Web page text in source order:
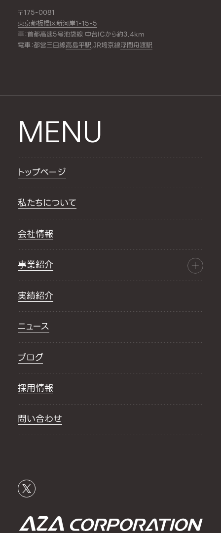
〒175-0081
東京都板橋区新河岸1-15-5
車：首都高速5号池袋線 中台ICから約3.4km
電車：都営三田線高島平駅,JR埼京線浮間舟渡駅
MENU
トップページ
私たちについて
会社情報
事業紹介
実績紹介
ニュース
ブログ
採用情報
問い合わせ